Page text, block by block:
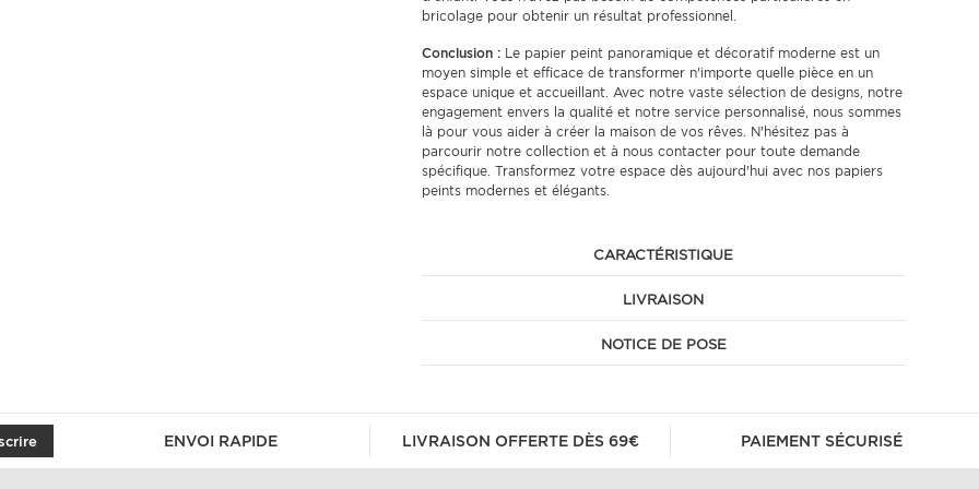
bricolage pour obtenir un résultat professionnel.
Conclusion :Le papier peint panoramique et décoratif moderne est un
moyen simple et efficace de transformer n'importe quelle pièce en un
espace unique et accueillant. Avec notre vaste sélection de designs, notre
engagement envers la qualité et notre service personnalisé, nous sommes
là pour vous aider à créer la maison de vos rêves. N'hésitez pas à
parcourir notre collection et à nous contacter pour toute demande
spécifique. Transformez votre espace dès aujourd'hui avec nos papiers
peints modernes et élégants.
CARACTÉRISTIQUE
LIVRAISON
NOTICE DE POSE
ENVOI RAPIDE LIVRAISON OFFERTE DÈS 69€ PAIEMENT SÉCURISÉ